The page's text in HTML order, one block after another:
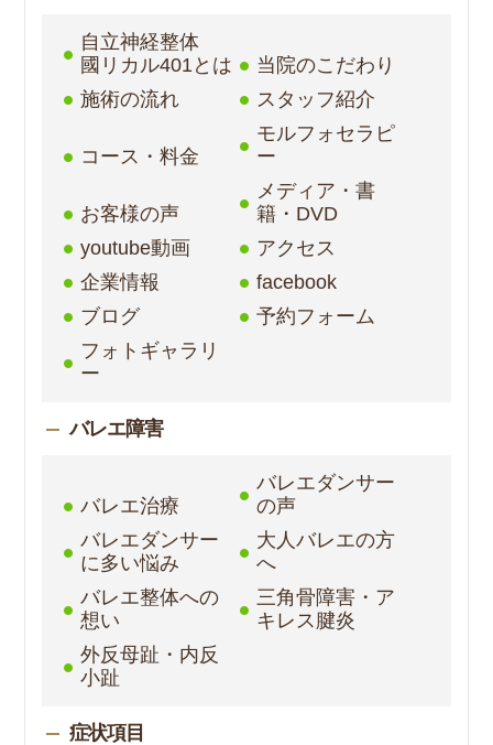
自立神経整体
國リカル401とは
当院のこだわり
施術の流れ
スタッフ紹介
コース・料金
モルフォセラピ
ー
お客様の声
メディア・書
籍・DVD
youtube動画
アクセス
企業情報
facebook
ブログ
予約フォーム
フォトギャラリ
ー
バレエ障害
バレエ治療
バレエダンサー
の声
バレエダンサー
に多い悩み
大人バレエの方
へ
バレエ整体への
想い
三角骨障害・ア
キレス腱炎
外反母趾・内反
小趾
症状項目